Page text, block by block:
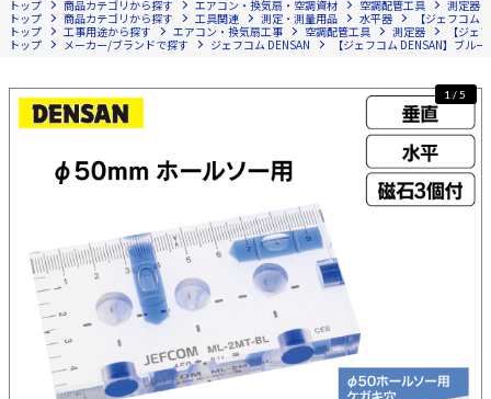
部材類
配線補助具（モール・結束バンド・テー
防犯工事関連
HDMIケーブル・周辺機器／RCAケーブル
電話線／コネクタ／アダプタ
光ファイバー・融着接続機関連
LANケーブル・コネクタ・関連資材/機器
ネットワーク機器
エアコン・換気扇・空調資材
太陽光発電ケーブル・コネクタ・関連資
材/機器
光工事・FTTH工事
エアコン・換気扇工事
防犯カメラ工事
LAN配線工事
電話工事
EV充電設備工事
照明設置工事
太陽光発電工事
ホテル・病院向け
トップ 商品カテゴリから探す エアコン・換気扇・空調資材 空調配管工具
測定器
トップ
商品カテゴリから探す 工具関連 測定・測量用品 水平器
【ジェフコム
トップ
工事用途から探す エアコン・換気扇工事 空調配管工具 測定器
【ジェ
トップ
メーカー/ブランドで探す ジェフコム DENSAN 【ジェフコム DENSAN】ブル
1/5